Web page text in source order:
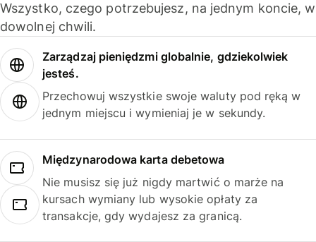
Wszystko, czego potrzebujesz, na jednym koncie, w
dowolnej chwili.
Zarządzaj pieniędzmi globalnie, gdziekolwiek
jesteś.
Przechowuj wszystkie swoje waluty pod ręką w
jednym miejscu i wymieniaj je w sekundy.
Międzynarodowa karta debetowa
Nie musisz się już nigdy martwić o marże na
kursach wymiany lub wysokie opłaty za
transakcje, gdy wydajesz za granicą.